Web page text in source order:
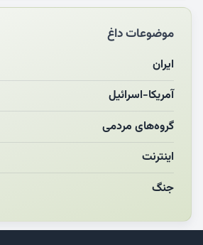
بازخوانی رسانه‌ای اندیشه رهبر شهید
مشهدالرضا آقای شهید ایران را در آغوش کشید
مکن ای صبح طلوع
چرایی «استقبال از آقای ایران»
موضوعات داغ
ایران
آمریکا-اسرائیل
گروه‌های مردمی
اینترنت
جنگ